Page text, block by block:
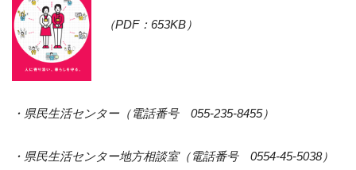
（PDF：653KB）
・県民生活センター（電話番号 055-235-8455）
・県民生活センター地方相談室（電話番号 0554-45-5038）